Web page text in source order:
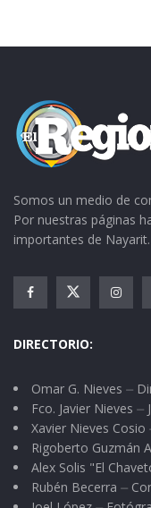
Somos un medio de
Por nuestras páginas
importantes de Nayarit.
DIRECTORIO:
Omar G. Nieves ⏤
Fco. Javier Nieves ⏤
Xavier Nieves
Rigoberto Guzmán
Alex Solis "El
Rubén Becerra ⏤